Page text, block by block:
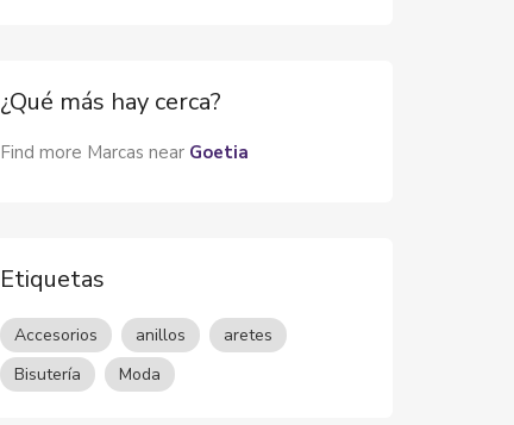
¿Qué más hay cerca?
Find more Marcas near Goetia
Etiquetas
Accesorios anillos
aretes
Bisutería
Moda